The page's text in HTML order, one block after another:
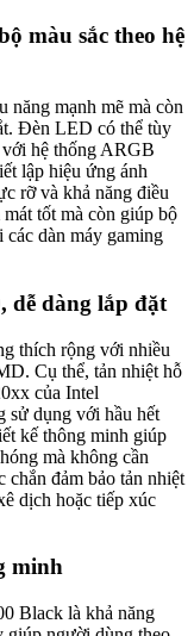
màu sắc theo hệ
năng mạnh mẽ mà còn
Đèn LED có thể tùy
với hệ thống ARGB
lập hiệu ứng ánh
rỡ và khả năng điều
tốt mà còn giúp bộ
dàn máy gaming
dễ dàng lắp đặt
thích rộng với nhiều
Cụ thể, tản nhiệt hỗ
của Intel
sử dụng với hầu hết
kế thông minh giúp
mà không cần
chắn đảm bảo tản nhiệt
dịch hoặc tiếp xúc
minh
Black là khả năng